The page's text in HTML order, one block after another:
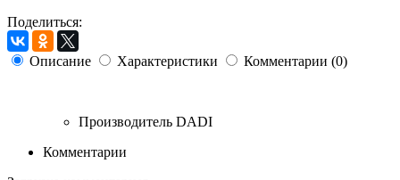
Поделиться:
Описание Характеристики Комментарии (0)
Производитель DADI
Комментарии